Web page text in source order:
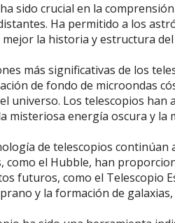
sido crucial en la
Ha permitido a los
la historia y estructura
más significativas de los
de fondo de microondas
universo. Los telescopios
misteriosa energía oscura y la
de telescopios
como el Hubble, han
futuros, como el Telescopio
y la formación de